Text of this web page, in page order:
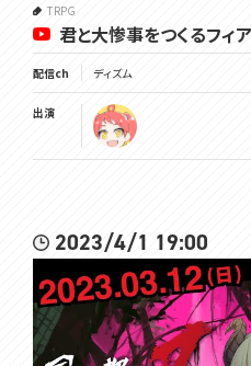
TRPG
君と大惨事をつくるフィ
配信ch ディズム
出演
2023/4/1 19:00